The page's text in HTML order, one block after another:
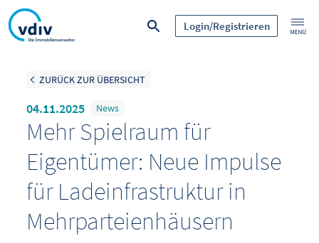
Login/Registrieren
ZURÜCK ZUR ÜBERSICHT
04.11.2025 News
Mehr Spielraum für
Eigentümer: Neue Impulse
für Ladeinfrastruktur in
Mehrparteienhäusern